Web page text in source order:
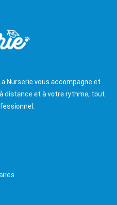
Nurserie vous accompagne et
distance et à votre rythme, tout